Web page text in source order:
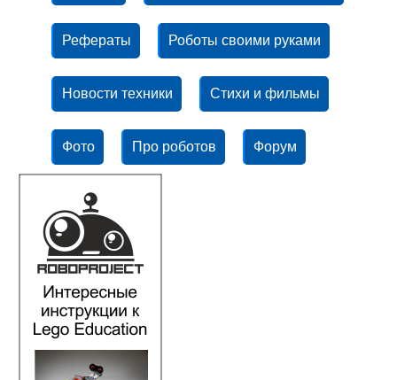
Рефераты Роботы своими руками
Новости техники Стихи и фильмы
Фото Про роботов Форум